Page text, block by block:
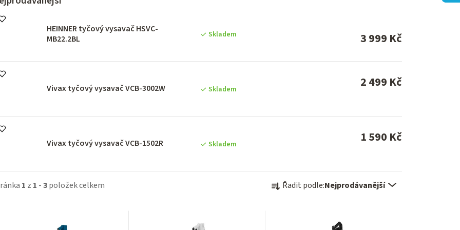
HEINNER tyčový vysavač HSVC-
MB22.2BL
Skladem 3 999 Kč
Vivax tyčový vysavač VCB-3002W Skladem 2 499 Kč
Vivax tyčový vysavač VCB-1502R Skladem 1 590 Kč
1 z 1 -3položek celkem
Ř Řadit podle:Nejprodávanější